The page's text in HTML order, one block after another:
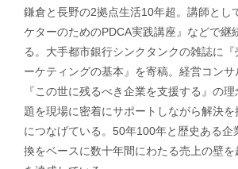
鎌倉と長野の2拠点生活10年超。講師とし
ケターのためのPDCA実践講座』などで継
る。大手都市銀行シンクタンクの雑誌に
ーケティングの基本』を寄稿。経営コンサ
『この世に残るべき企業を支援する』の
題を現場に密着にサポートしながら解決
につなげている。50年100年と歴史ある企
換をベースに数十年間にわたる売上の壁